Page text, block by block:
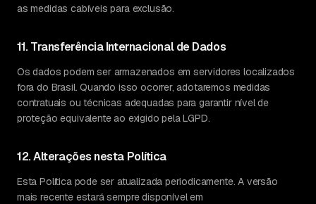
as medidas cabíveis para exclusão.
11. Transferência Internacional de Dados
Os dados podem ser armazenados em servidores localizados
fora do Brasil. Quando isso ocorrer, adotaremos medidas
contratuais ou técnicas adequadas para garantir nível de
proteção equivalente ao exigido pela LGPD.
12. Alterações nesta Política
Esta Política pode ser atualizada periodicamente. A versão
mais recente estará sempre disponível em